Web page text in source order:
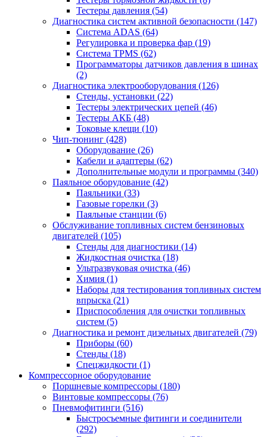
Тестеры давления (54)
Диагностика систем активной безопасности (147)
Система ADAS (64)
Регулировка и проверка фар (19)
Система TPMS (62)
Программаторы датчиков давления в шинах
(2)
Диагностика электрооборудования (126)
Стенды, установки (22)
Тестеры электрических цепей (46)
Тестеры АКБ (48)
Токовые клещи (10)
Чип-тюнинг (428)
Оборудование (26)
Кабели и адаптеры (62)
Дополнительные модули и программы (340)
Паяльное оборудование (42)
Паяльники (33)
Газовые горелки (3)
Паяльные станции (6)
Обслуживание топливных систем бензиновых
двигателей (105)
Стенды для диагностики (14)
Жидкостная очистка (18)
Ультразвуковая очистка (46)
Химия (1)
Наборы для тестирования топливных систем
впрыска (21)
Приспособления для очистки топливных
систем (5)
Диагностика и ремонт дизельных двигателей (79)
Приборы (60)
Стенды (18)
Спецжидкости (1)
Компрессорное оборудование
Поршневые компрессоры (180)
Винтовые компрессоры (76)
Пневмофитинги (516)
Быстросъемные фитинги и соединители
(292)